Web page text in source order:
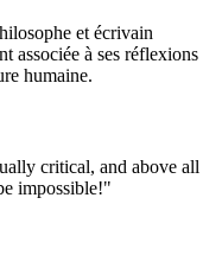
et écrivain
associée à ses réflexions
humaine.
critical, and above all
impossible!"